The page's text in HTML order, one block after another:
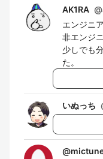
AK1RA @
エンジニ
非エンジ
少しでも
た。
いぬっち
@